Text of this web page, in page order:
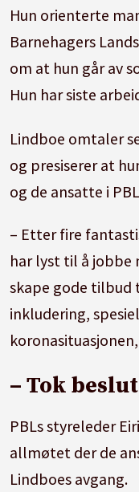
Hun orienterte
Barnehagers
om at hun går av
Hun har siste
Lindboe omtaler
og presiserer at
og de ansatte i
– Etter fire
har lyst til å jobbe
skape gode tilbud
inkludering,
– Tok
PBLs styreleder
allmøtet der de
Lindboes avgang.